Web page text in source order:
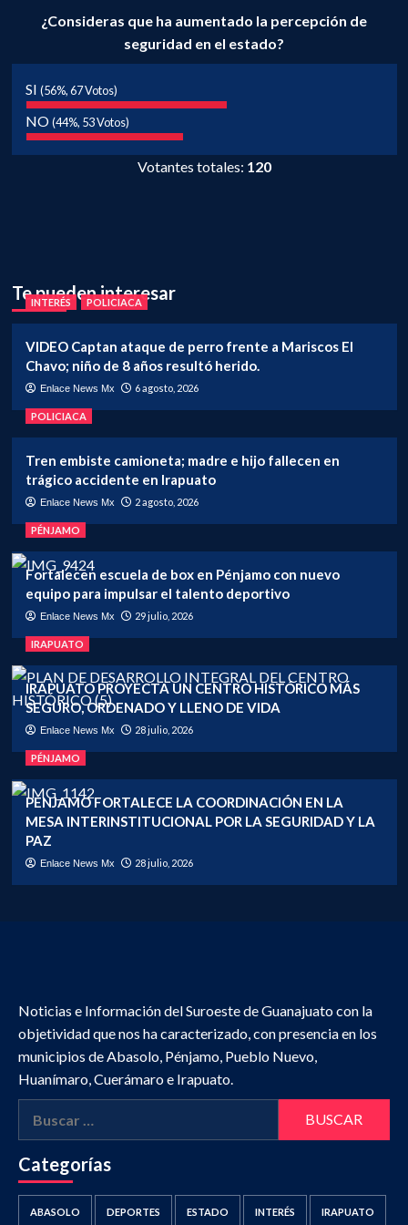
¿Consideras que ha aumentado la percepción de
seguridad en el estado?
SI (56%, 67 Votos)
NO(44%, 53 Votos)
Votantes totales: 120
Te pueden interesar
INTERÉS POLICIACA
VIDEO Captan ataque de perro frente a Mariscos El
Chavo; niño de 8 años resultó herido.
Enlace News Mx 6 agosto, 2026
POLICIACA
Tren embiste camioneta; madre e hijo fallecen en
trágico accidente en Irapuato
Enlace News Mx 2 agosto, 2026
PÉNJAMO
Fortalecen escuela de box en Pénjamo con nuevo
equipo para impulsar el talento deportivo
Enlace News Mx 29 julio, 2026
IRAPUATO
IRAPUATO PROYECTA UN CENTRO HISTÓRICO MÁS
SEGURO, ORDENADO Y LLENO DE VIDA
Enlace News Mx 28 julio, 2026
PÉNJAMO
PÉNJAMO FORTALECE LA COORDINACIÓN EN LA
MESA INTERINSTITUCIONAL POR LA SEGURIDAD Y LA
PAZ
Enlace News Mx 28 julio, 2026
Noticias e Información del Suroeste de Guanajuato con la
objetividad que nos ha caracterizado, con presencia en los
municipios de Abasolo, Pénjamo, Pueblo Nuevo,
Huanímaro, Cuerámaro e Irapuato.
Categorías
ABASOLO DEPORTES ESTADO INTERÉS IRAPUATO